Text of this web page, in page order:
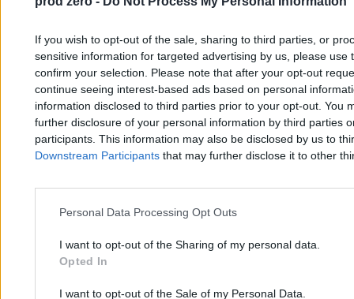
If you wish to opt-out of the sale, sharing to third parties, or
sensitive information for targeted advertising by us, please use
confirm your selection. Please note that after your opt-out
continue seeing interest-based ads based on personal
information disclosed to third parties prior to your opt-out. You
further disclosure of your personal information by third parties
participants. This information may also be disclosed by us to
Downstream Participants that may further disclose it to other
Personal Data Processing Opt Outs
I want to opt-out of the Sharing of my personal data.
Opted In
I want to opt-out of the Sale of my Personal Data.
Polska w ogonie Europy. Raporty pokazują
dramat opieki nad seniorami
Ariel Drabiński
09.04.2026
na nie nie narzeka